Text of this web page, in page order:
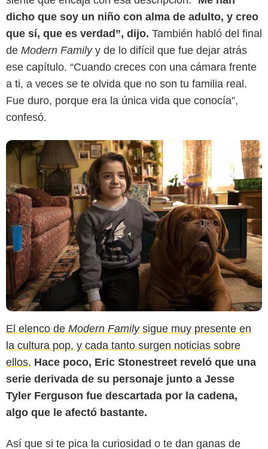
dicho que soy un niño con alma de adulto, y creo
que sí, que es verdad”, dijo. También habló del final
de Modern Family y de lo difícil que fue dejar atrás
ese capítulo. “Cuando creces con una cámara frente
a ti, a veces se te olvida que no son tu familia real.
Fue duro, porque era la única vida que conocía”,
confesó.
El elenco de Modern Family sigue muy presente en
la cultura pop, y cada tanto surgen noticias sobre
ellos. Hace poco, Eric Stonestreet reveló que una
serie derivada de su personaje junto a Jesse
Tyler Ferguson fue descartada por la cadena,
algo que le afectó bastante.
Así que si te pica la curiosidad o te dan ganas de